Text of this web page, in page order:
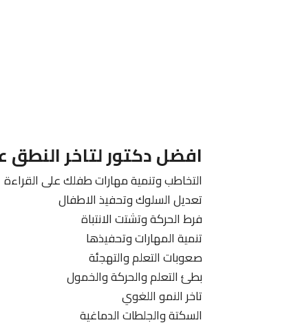
افضل دكتور لتاخر
التخاطب وتنمية مهارات طفلك على القراءة
تعديل السلوك وتحفيذ الاطفال
فرط الحركة وتشتت الانتباة
تنمية المهارات وتحفيذها
صعوبات التعلم والتهجئة
بطئ التعلم والحركة والخمول
تاخر النمو اللغوي
السكتة والجلطات الدماغية